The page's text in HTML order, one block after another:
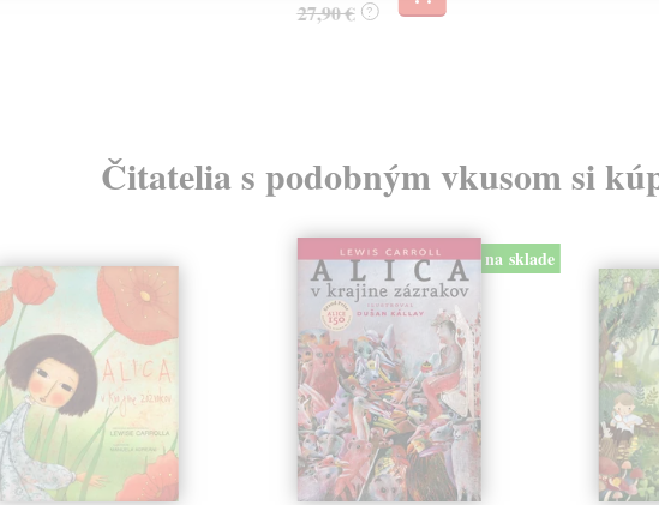
27,90 € ?
Čitatelia s podobným vkusom si
na sklade